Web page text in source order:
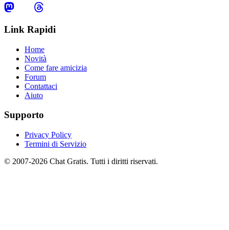
Link Rapidi
Home
Novità
Come fare amicizia
Forum
Contattaci
Aiuto
Supporto
Privacy Policy
Termini di Servizio
© 2007-2026 Chat Gratis. Tutti i diritti riservati.